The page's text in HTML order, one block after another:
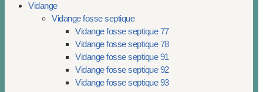
Vidange
Vidange fosse septique
Vidange fosse septique 77
Vidange fosse septique 78
Vidange fosse septique 91
Vidange fosse septique 92
Vidange fosse septique 93